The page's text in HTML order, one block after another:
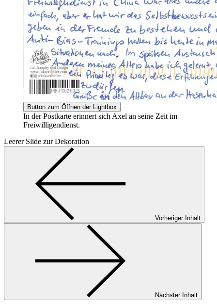
Button zum Öffnen der Lightbox
In der Postkarte erinnert sich Axel an seine Zeit im
Freiwilligendienst.
Leerer Slide zur Dekoration
Vorheriger Inhalt
Nächster Inhalt